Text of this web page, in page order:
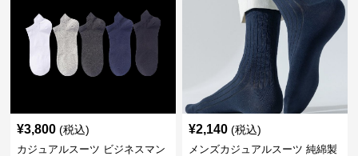
¥3,800 (税込)
カジュアルスーツ ビジネスマン
¥2,140 (税込)
メンズカジュアルスーツ 純綿製